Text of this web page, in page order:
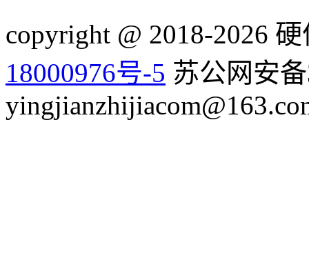
copyright @ 2018-2026
18000976号-5 苏公网安